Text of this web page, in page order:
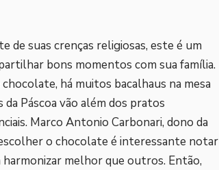
de suas crenças religiosas, este é um
bons momentos com sua família.
há muitos bacalhaus na mesa
Páscoa vão além dos pratos
Marco Antonio Carbonari, dono da
o chocolate é interessante notar
melhor que outros. Então,